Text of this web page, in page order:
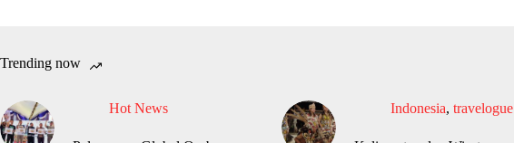
Trending now
Hot News Indonesia, travelogue